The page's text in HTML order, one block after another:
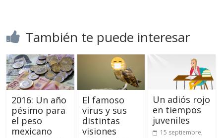
También te puede interesar
2016: Un año
pésimo para
el peso
mexicano
El famoso
virus y sus
distintas
visiones
Un adiós rojo
en tiempos
juveniles
15 septiembre,